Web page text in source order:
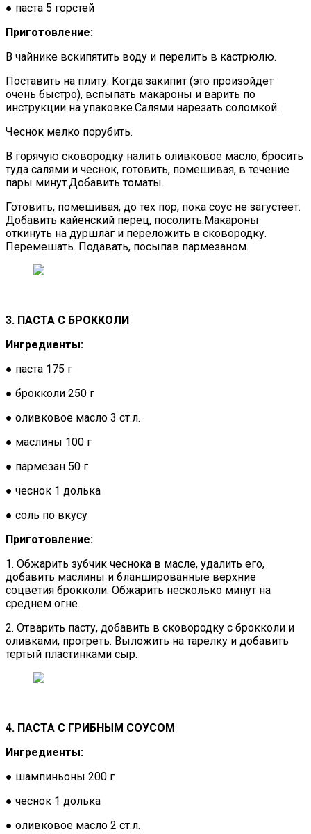
● паста 5 горстей
Приготовление:
В чайнике вскипятить воду и перелить в кастрюлю.
Поставить на плиту. Когда закипит (это произойдет
очень быстро), вспыпать макароны и варить по
инструкции на упаковке.Салями нарезать соломкой.
Чеснок мелко порубить.
В горячую сковородку налить оливковое масло, бросить
туда салями и чеснок, готовить, помешивая, в течение
пары минут.Добавить томаты.
Готовить, помешивая, до тех пор, пока соус не загустеет.
Добавить кайенский перец, посолить.Макароны
откинуть на дуршлаг и переложить в сковородку.
Перемешать. Подавать, посыпав пармезаном.
3. ПАСТА С БРОККОЛИ
Ингредиенты:
● паста 175 г
● брокколи 250 г
● оливковое масло 3 ст.л.
● маслины 100 г
● пармезан 50 г
● чеснок 1 долька
● соль по вкусу
Приготовление:
1. Обжарить зубчик чеснока в масле, удалить его,
добавить маслины и бланшированные верхние
соцветия брокколи. Обжарить несколько минут на
среднем огне.
2. Отварить пасту, добавить в сковородку с брокколи и
оливками, прогреть. Выложить на тарелку и добавить
тертый пластинками сыр.
4. ПАСТА С ГРИБНЫМ СОУСОМ
Ингредиенты:
● шампиньоны 200 г
● чеснок 1 долька
● оливковое масло 2 ст.л.